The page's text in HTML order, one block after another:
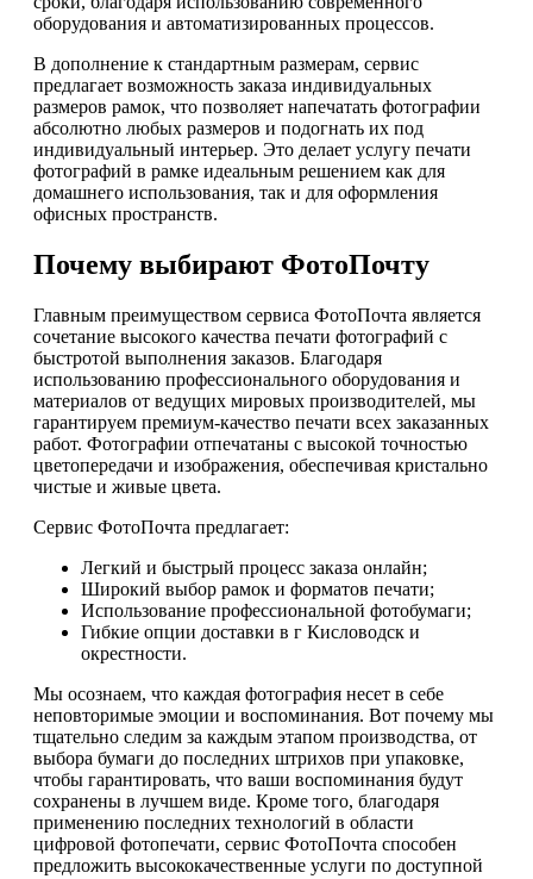
оборудования и автоматизированных процессов.
В дополнение к стандартным размерам, сервис
предлагает возможность заказа индивидуальных
размеров рамок, что позволяет напечатать фотографии
абсолютно любых размеров и подогнать их под
индивидуальный интерьер. Это делает услугу печати
фотографий в рамке идеальным решением как для
домашнего использования, так и для оформления
офисных пространств.
Почему выбирают ФотоПочту
Главным преимуществом сервиса ФотоПочта является
сочетание высокого качества печати фотографий с
быстротой выполнения заказов. Благодаря
использованию профессионального оборудования и
материалов от ведущих мировых производителей, мы
гарантируем премиум-качество печати всех заказанных
работ. Фотографии отпечатаны с высокой точностью
цветопередачи и изображения, обеспечивая кристально
чистые и живые цвета.
Сервис ФотоПочта предлагает:
Легкий и быстрый процесс заказа онлайн;
Широкий выбор рамок и форматов печати;
Использование профессиональной фотобумаги;
Гибкие опции доставки в г Кисловодск и
окрестности.
Мы осознаем, что каждая фотография несет в себе
неповторимые эмоции и воспоминания. Вот почему мы
тщательно следим за каждым этапом производства, от
выбора бумаги до последних штрихов при упаковке,
чтобы гарантировать, что ваши воспоминания будут
сохранены в лучшем виде. Кроме того, благодаря
применению последних технологий в области
цифровой фотопечати, сервис ФотоПочта способен
предложить высококачественные услуги по доступной